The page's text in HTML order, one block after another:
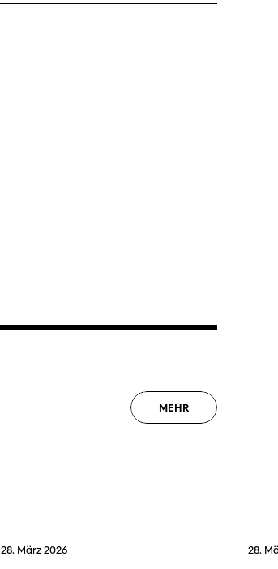
MEHR
28. März 2026 28.